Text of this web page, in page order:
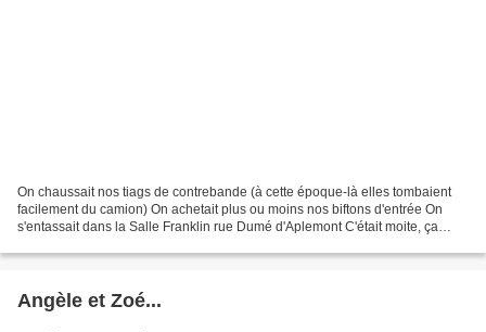
On chaussait nos tiags de contrebande (à cette époque-là elles tombaient
facilement du camion) On achetait plus ou moins nos biftons d'entrée On
s'entassait dans la Salle Franklin rue Dumé d'Aplemont C'était moite, ça
Angèle et Zoé...